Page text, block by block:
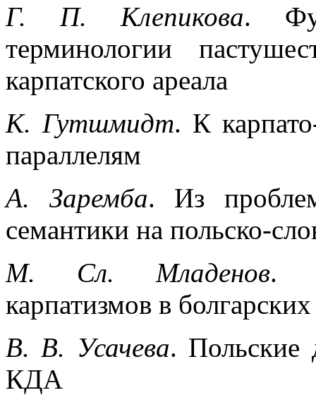
Г. П. Клепикова.
терминологии
карпатского ареала
К. Гутшмидт. К
параллелям
А. Заремба. Из
семантики на польско-
М. Сл. Младенов.
карпатизмов в
В. В. Усачева. Польские
КДА